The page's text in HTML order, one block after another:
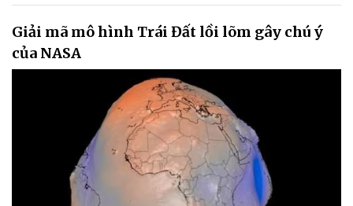
Giải mã mô hình Trái Đất lồi lõm gây chú ý
của NASA